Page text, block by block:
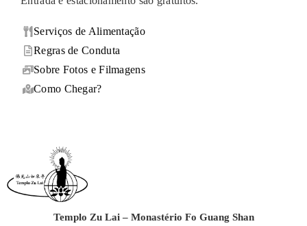
Templo Zu Lai – Monastério Fo Guang Shan
Serviços de Alimentação
Regras de Conduta
Sobre Fotos e Filmagens
Como Chegar?